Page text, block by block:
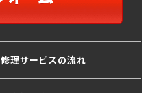
修理サービスの流れ